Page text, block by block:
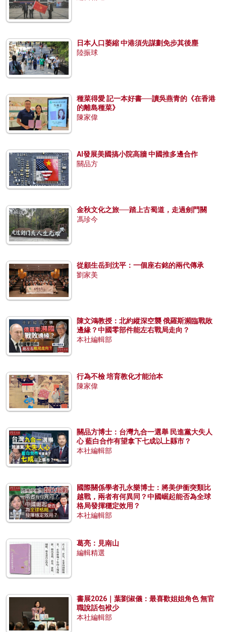
日本人口萎縮 中港須先謀劃免步其後塵
陸振球
種菜得愛 記一本好書──讀吳燕青的《在香港
的離島種菜》
陳家偉
AI發展美國搞小院高牆 中國推多邊合作
關品方
金秋文化之旅──踏上古蜀道，走過劍門關
馮珍今
從顧生岳到沈平：一個座右銘的兩代傳承
劉家美
陳文鴻教授：北約縱深空襲 俄羅斯瀕臨戰敗
邊緣？中國零部件能左右戰局走向？
本社編輯部
行為不檢 培育教化才能治本
陳家偉
關品方博士：台灣九合一選舉 民進黨大失人
心 藍白合作有望拿下七成以上縣市？
本社編輯部
國際關係學者孔永樂博士：將美伊衝突類比
越戰，兩者有何異同？中國崛起能否為全球
格局發揮穩定效用？
本社編輯部
葛亮：見南山
編輯精選
書展2026｜葉劉淑儀：最喜歡姐姐角色 無官
職說話包袱少
本社編輯部